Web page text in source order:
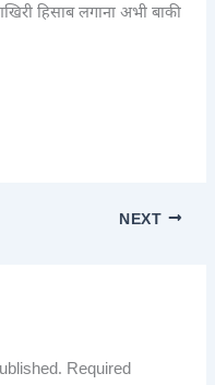
हिसाब लगाना अभी बाकी
NEXT
Required